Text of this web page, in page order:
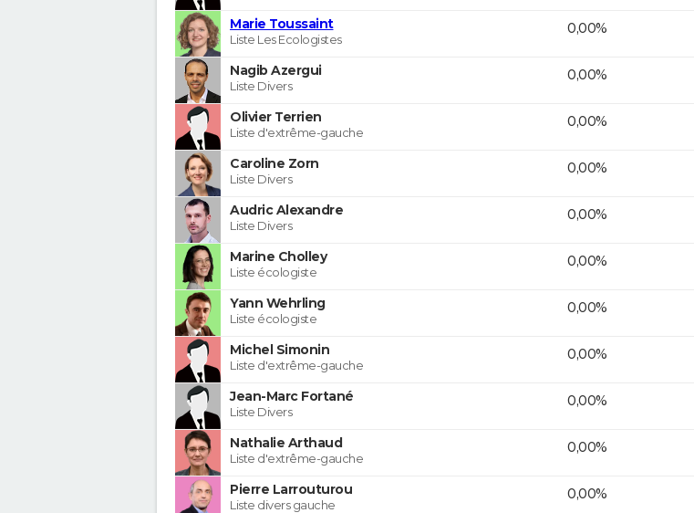
Marie Toussaint
Liste Les Ecologistes
0,00%
Nagib Azergui
Liste Divers
0,00%
Olivier Terrien
Liste d'extrême-gauche
0,00%
Caroline Zorn
Liste Divers
0,00%
Audric Alexandre
Liste Divers
0,00%
Marine Cholley
Liste écologiste
0,00%
Yann Wehrling
Liste écologiste
0,00%
Michel Simonin
Liste d'extrême-gauche
0,00%
Jean-Marc Fortané
Liste Divers
0,00%
Nathalie Arthaud
Liste d'extrême-gauche
0,00%
Pierre Larrouturou
Liste divers gauche
0,00%